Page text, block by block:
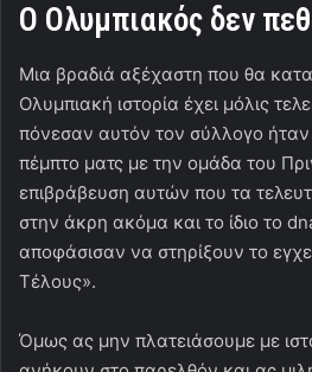
Ο Ολυμπιακός δεν
Μια βραδιά αξέχαστη που θα
Ολυμπιακή ιστορία έχει μόλις
πόνεσαν αυτόν τον σύλλογο ήταν
πέμπτο ματς με την ομάδα του
επιβράβευση αυτών που τα
στην άκρη ακόμα και το ίδιο το
αποφάσισαν να στηρίξουν το
Τέλους».
Όμως ας μην πλατειάσουμε με